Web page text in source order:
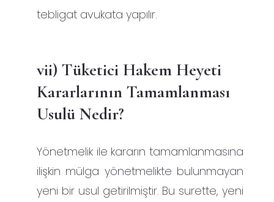
tebligat avukata yapılır.
vii) Tüketici Hakem Heyeti
Kararlarının Tamamlanması
Usulü Nedir?
Yönetmelik ile kararın tamamlanmasına
ilişkin mülga yönetmelikte bulunmayan
yeni bir usul getirilmiştir. Bu surette, yeni